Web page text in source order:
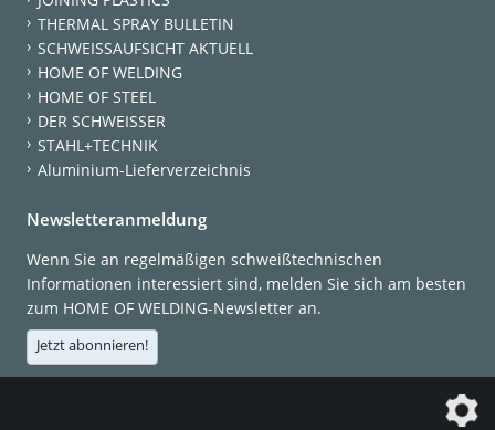
THERMAL SPRAY BULLETIN
SCHWEISSAUFSICHT AKTUELL
HOME OF WELDING
HOME OF STEEL
DER SCHWEISSER
STAHL+TECHNIK
Aluminium-Lieferverzeichnis
Newsletteranmeldung
Wenn Sie an regelmäßigen schweißtechnischen
Informationen interessiert sind, melden Sie sich am besten
zum HOME OF WELDING-Newsletter an.
Jetzt abonnieren!